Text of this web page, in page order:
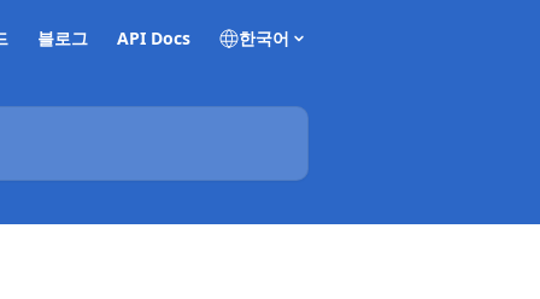
블로그 API Docs 한국어